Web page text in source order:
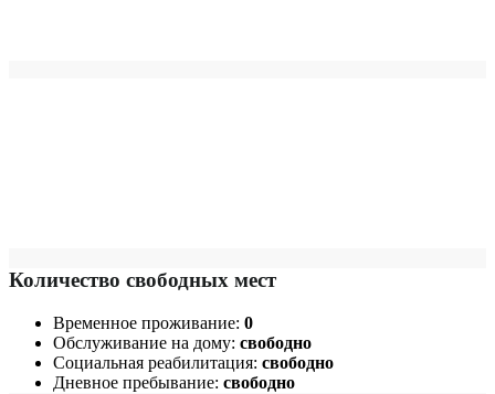
Количество свободных мест
Временное проживание: 0
Обслуживание на дому: свободно
Социальная реабилитация: свободно
Дневное пребывание: свободно